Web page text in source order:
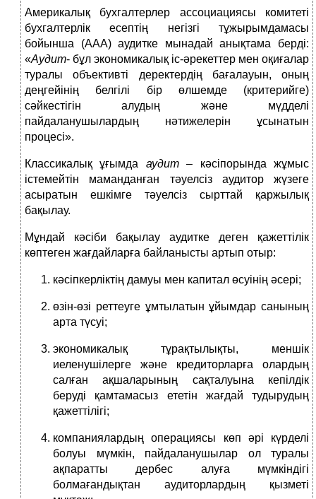
Америкалық бухгалтерлер ассоциациясы комитеті
бухгалтерлік есептің негізгі тұжырымдамасы
бойынша (ААА) аудитке мынадай анықтама берді:
«Аудит- бұл экономикалық іс-әрекеттер мен оқиғалар
туралы объективті деректердің бағалауын, оның
деңгейінің белгілі бір өлшемде (критерийге)
сәйкестігін алудың және мүдделі
пайдаланушылардың нәтижелерін ұсынатын
процесі».
Классикалық ұғымда аудит– кәсіпорында жұмыс
істемейтін маманданған тәуелсіз аудитор жүзеге
асыратын ешкімге тәуелсіз сырттай қаржылық
бақылау.
Мұндай кәсіби бақылау аудитке деген қажеттілік
көптеген жағдайларға байланысты артып отыр:
кәсіпкерліктің дамуы мен капитал өсуінің әсері;
өзін-өзі реттеуге ұмтылатын ұйымдар санының
арта түсуі;
экономикалық тұрақтылықты, меншік
иеленушілерге және кредиторларға олардың
салған ақшаларының сақталуына кепілдік
беруді қамтамасыз ететін жағдай тудырудың
қажеттілігі;
компаниялардың операциясы көп әрі күрделі
болуы мүмкін, пайдаланушылар ол туралы
ақпаратты дербес алуға мүмкіндігі
болмағандықтан аудиторлардың қызметі